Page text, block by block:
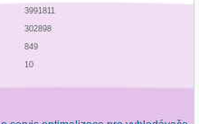
3991811
302898
849
10